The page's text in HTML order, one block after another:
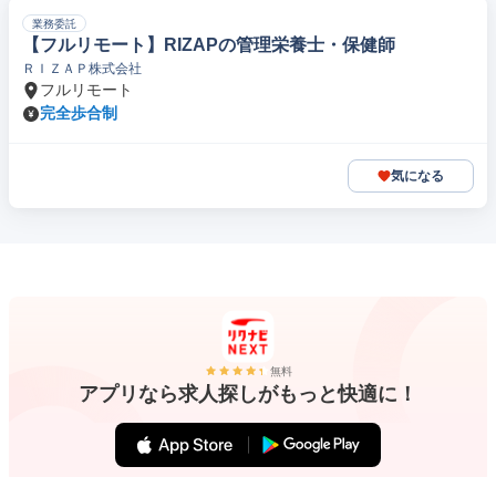
業務委託
【フルリモート】RIZAPの管理栄養士・保健師
ＲＩＺＡＰ株式会社
フルリモート
完全歩合制
気になる
無料
アプリなら求人探しがもっと快適に！